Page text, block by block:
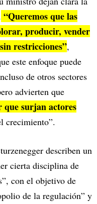
“Queremos que las
producir, vender
restricciones”,
este enfoque puede
de otros sectores
advierten que
surjan actores
crecimiento”.
describen un
cierta disciplina de
con el objetivo de
de la regulación” y